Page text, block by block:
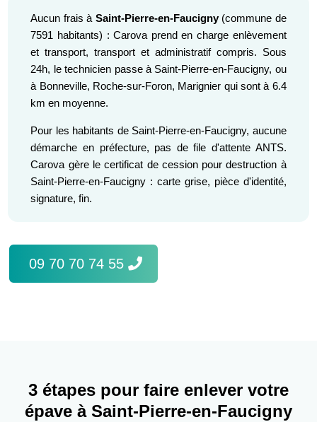
Aucun frais à Saint-Pierre-en-Faucigny(commune de
7591 habitants) : Carova prend en charge enlèvement
et transport, transport et administratif compris. Sous
24h, le technicien passe à Saint-Pierre-en-Faucigny, ou
à Bonneville, Roche-sur-Foron, Marignier qui sont à 6.4
km en moyenne.
Pour les habitants de Saint-Pierre-en-Faucigny, aucune
démarche en préfecture, pas de file d'attente ANTS.
Carova gère le certificat de cession pour destruction à
Saint-Pierre-en-Faucigny : carte grise, pièce d'identité,
signature, fin.
09 70 70 74 55
3 étapes pour faire enlever votre
épave à Saint-Pierre-en-Faucigny